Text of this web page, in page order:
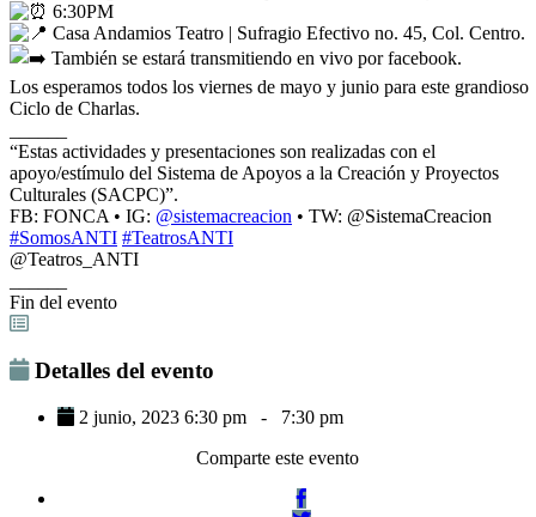
6:30PM
Casa Andamios Teatro | Sufragio Efectivo no. 45, Col. Centro.
También se estará transmitiendo en vivo por facebook.
Los esperamos todos los viernes de mayo y junio para este grandioso
Ciclo de Charlas.
“Estas actividades y presentaciones son realizadas con el
apoyo/estímulo del Sistema de Apoyos a la Creación y Proyectos
Culturales (SACPC)”.
FB: FONCA • IG: @sistemacreacion • TW: @SistemaCreacion
#SomosANTI #TeatrosANTI
@Teatros_ANTI
Fin del evento
Detalles del evento
2 junio, 2023 6:30 pm -
7:30 pm
Comparte este evento